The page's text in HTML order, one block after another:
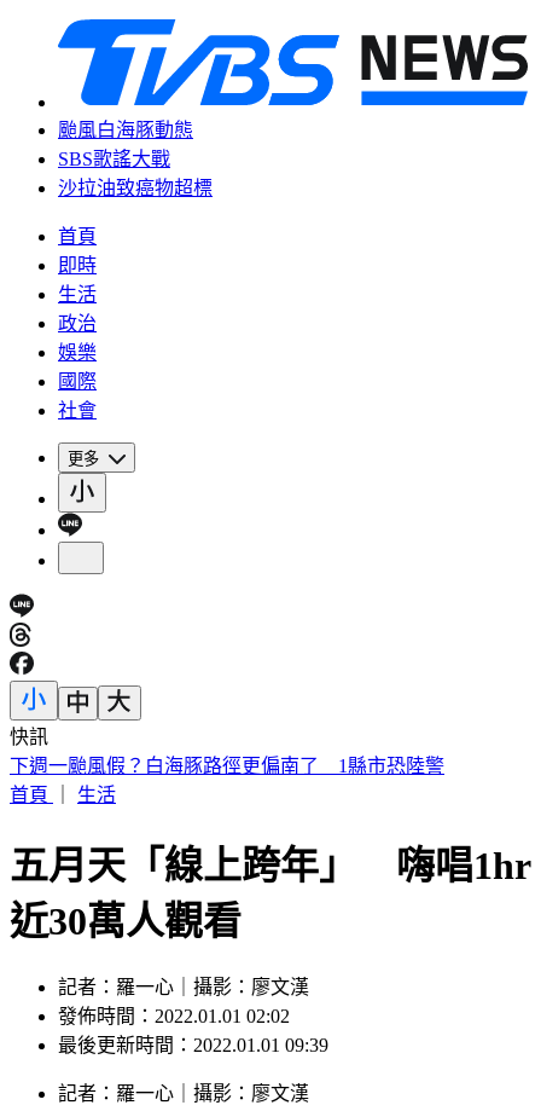
颱風白海豚動態
SBS歌謠大戰
沙拉油致癌物超標
首頁
即時
生活
政治
娛樂
國際
社會
更多
快訊
台股第3檔萬金股誕生！川湖午盤股價「衝破萬元」 創新天
價
五月天「線上跨年」 嗨唱1hr
近30萬人觀看
記者：羅一心｜攝影：廖文漢
發佈時間：2022.01.01 02:02